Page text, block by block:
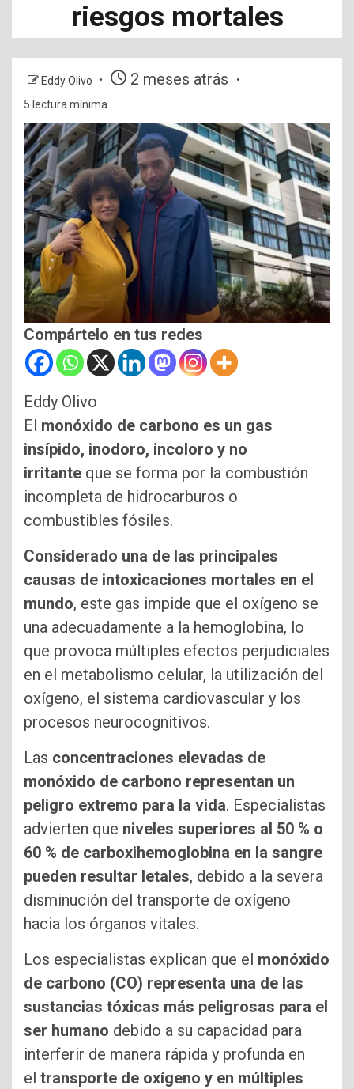
riesgos mortales
Eddy Olivo 2 meses atrás
5 lectura mínima
Compártelo en tus redes
Eddy Olivo
El monóxido de carbono es un gas
insípido, inodoro, incoloro y no
irritante que se forma por la combustión
incompleta de hidrocarburos o
combustibles fósiles.
Considerado una de las principales
causas de intoxicaciones mortales en el
mundo, este gas impide que el oxígeno se
una adecuadamente a la hemoglobina, lo
que provoca múltiples efectos perjudiciales
en el metabolismo celular, la utilización del
oxígeno, el sistema cardiovascular y los
procesos neurocognitivos.
Las concentraciones elevadas de
monóxido de carbono representan un
peligro extremo para la vida. Especialistas
advierten que niveles superiores al 50 % o
60 % de carboxihemoglobina en la sangre
pueden resultar letales, debido a la severa
disminución del transporte de oxígeno
hacia los órganos vitales.
Los especialistas explican que el monóxido
de carbono (CO) representa una de las
sustancias tóxicas más peligrosas para el
ser humano debido a su capacidad para
interferir de manera rápida y profunda en
el transporte de oxígeno y en múltiples